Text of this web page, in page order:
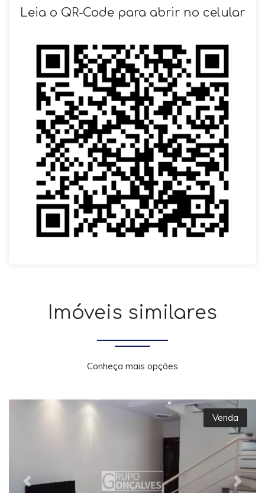
Leia o QR-Code para abrir no celular
Imóveis similares
Conheça mais opções
Previous Next
Venda